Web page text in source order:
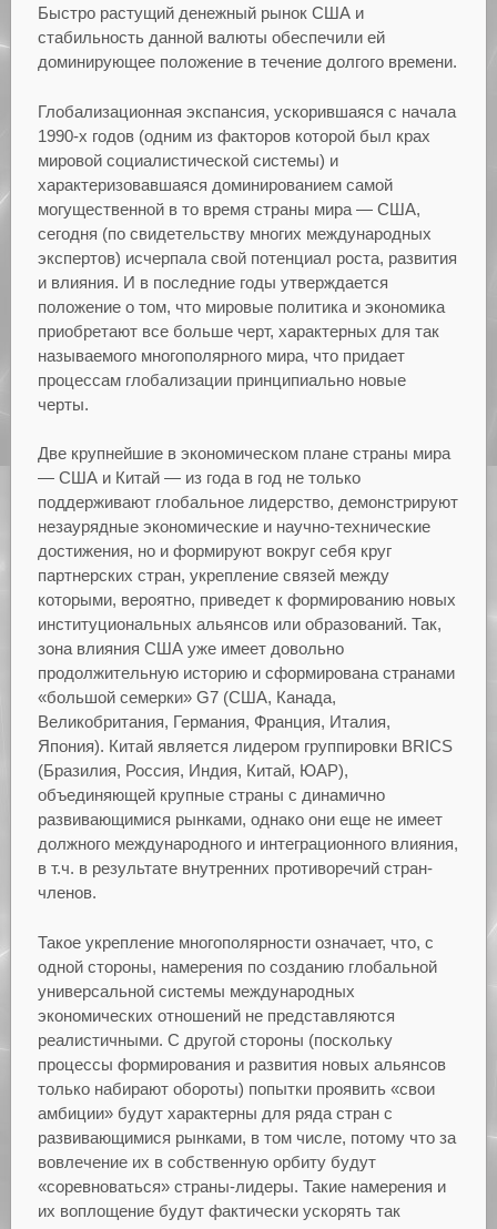
Быстро растущий денежный рынок США и
стабильность данной валюты обеспечили ей
доминирующее положение в течение долгого времени.
Глобализационная экспансия, ускорившаяся с начала
1990-х годов (одним из факторов которой был крах
мировой социалистической системы) и
характеризовавшаяся доминированием самой
могущественной в то время страны мира — США,
сегодня (по свидетельству многих международных
экспертов) исчерпала свой потенциал роста, развития
и влияния. И в последние годы утверждается
положение о том, что мировые политика и экономика
приобретают все больше черт, характерных для так
называемого многополярного мира, что придает
процессам глобализации принципиально новые
черты.
Две крупнейшие в экономическом плане страны мира
— США и Китай — из года в год не только
поддерживают глобальное лидерство, демонстрируют
незаурядные экономические и научно-технические
достижения, но и формируют вокруг себя круг
партнерских стран, укрепление связей между
которыми, вероятно, приведет к формированию новых
институциональных альянсов или образований. Так,
зона влияния США уже имеет довольно
продолжительную историю и сформирована странами
«большой семерки» G7 (США, Канада,
Великобритания, Германия, Франция, Италия,
Япония). Китай является лидером группировки BRICS
(Бразилия, Россия, Индия, Китай, ЮАР),
объединяющей крупные страны с динамично
развивающимися рынками, однако они еще не имеет
должного международного и интеграционного влияния,
в т.ч. в результате внутренних противоречий стран-
членов.
Такое укрепление многополярности означает, что, с
одной стороны, намерения по созданию глобальной
универсальной системы международных
экономических отношений не представляются
реалистичными. С другой стороны (поскольку
процессы формирования и развития новых альянсов
только набирают обороты) попытки проявить «свои
амбиции» будут характерны для ряда стран с
развивающимися рынками, в том числе, потому что за
вовлечение их в собственную орбиту будут
«соревноваться» страны-лидеры. Такие намерения и
их воплощение будут фактически ускорять так